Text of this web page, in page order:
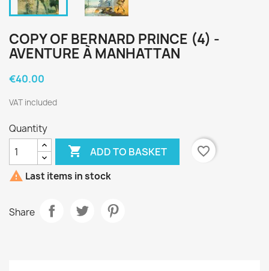
COPY OF BERNARD PRINCE (4) -
AVENTURE À MANHATTAN
€40.00
VAT included
Quantity
 ADD TO BASKET
favorite_border
 Last items in stock
Share